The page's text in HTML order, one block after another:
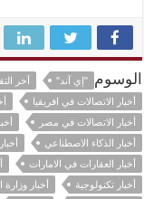
الوسوم "إي آند" آخر
أخبار الاتصالات في افريقيا
أخبار الاتصالات في مصر
أخبار الذكاء الاصطناعي
أخبار العقارات في الامارات
أخبار تكنولوجية
أخبار وزارة